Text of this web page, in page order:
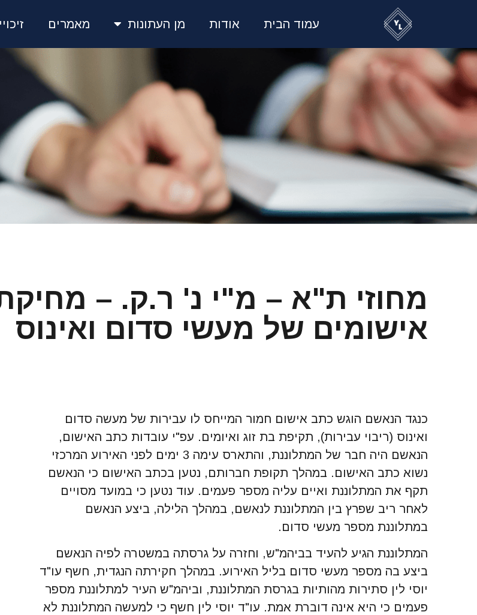
עמוד הבית אודות מן העתונות מאמרים
מחוזי ת"א – מ"י נ' ר.ק. –
אישומים של מעשי סדום ואינוס
כנגד הנאשם הוגש כתב אישום חמור המייחס לו עבירות של מעשה סדום
ואינוס (ריבוי עבירות), תקיפת בת זוג ואיומים. עפ"י עובדות כתב האישום,
הנאשם היה חבר של המתלוננת, והתארס עימה 3 ימים לפני האירוע המרכזי
נשוא כתב האישום. במהלך תקופת חברותם, נטען בכתב האישום כי הנאשם
תקף את המתלוננת ואיים עליה מספר פעמים. עוד נטען כי במועד מסויים
לאחר ריב שפרץ בין המתלוננת לנאשם, במהלך הלילה, ביצע הנאשם
במתלוננת מספר מעשי סדום.
המתלוננת הגיע להעיד בביהמ"ש, וחזרה על גרסתה במשטרה לפיה הנאשם
ביצע בה מספר מעשי סדום בליל האירוע. במהלך חקירתה הנגדית, חשף עו"ד
יוסי לין סתירות מהותיות בגרסת המתלוננת, וביהמ"ש העיר למתלוננת מספר
פעמים כי היא אינה דוברת אמת. עו"ד יוסי לין חשף כי למעשה המתלוננת לא